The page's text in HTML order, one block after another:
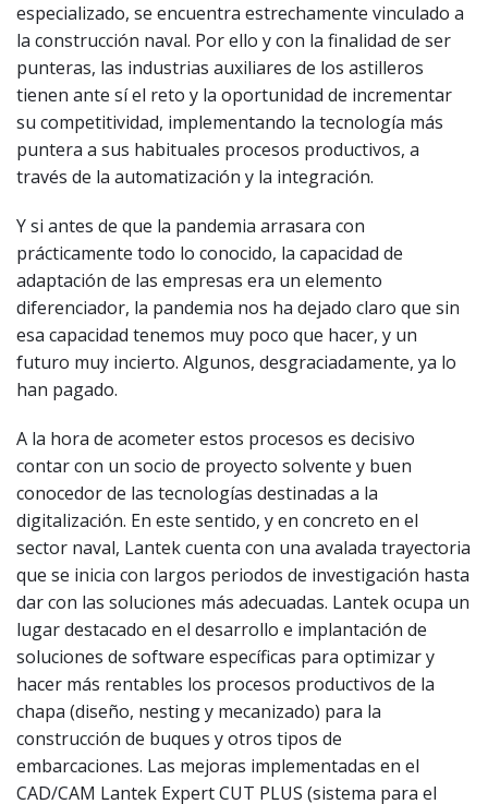
especializado, se encuentra estrechamente vinculado a
la construcción naval. Por ello y con la finalidad de ser
punteras, las industrias auxiliares de los astilleros
tienen ante sí el reto y la oportunidad de incrementar
su competitividad, implementando la tecnología más
puntera a sus habituales procesos productivos, a
través de la automatización y la integración.
Y si antes de que la pandemia arrasara con
prácticamente todo lo conocido, la capacidad de
adaptación de las empresas era un elemento
diferenciador, la pandemia nos ha dejado claro que sin
esa capacidad tenemos muy poco que hacer, y un
futuro muy incierto. Algunos, desgraciadamente, ya lo
han pagado.
A la hora de acometer estos procesos es decisivo
contar con un socio de proyecto solvente y buen
conocedor de las tecnologías destinadas a la
digitalización. En este sentido, y en concreto en el
sector naval, Lantek cuenta con una avalada trayectoria
que se inicia con largos periodos de investigación hasta
dar con las soluciones más adecuadas. Lantek ocupa un
lugar destacado en el desarrollo e implantación de
soluciones de software específicas para optimizar y
hacer más rentables los procesos productivos de la
chapa (diseño, nesting y mecanizado) para la
construcción de buques y otros tipos de
embarcaciones. Las mejoras implementadas en el
CAD/CAM Lantek Expert CUT PLUS (sistema para el